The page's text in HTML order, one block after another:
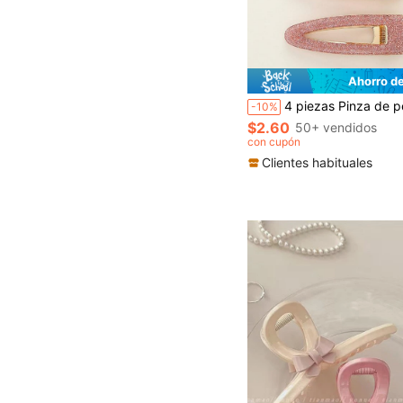
Ahorro
-10% 4 piezas Pinza de pelo con brillo para uso diario para peinados de niñas, accesorios rosas casuales y lindos, pinzas de garra, pasadores de pelo, artículos escolares,
$2.60 50+ vendidos
con cupón
Clientes habituales